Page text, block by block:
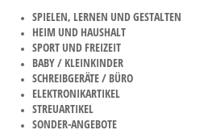
SPIELEN, LERNEN UND GESTALTEN
HEIM UND HAUSHALT
SPORT UND FREIZEIT
BABY / KLEINKINDER
SCHREIBGERÄTE / BÜRO
ELEKTRONIKARTIKEL
STREUARTIKEL
SONDER-ANGEBOTE